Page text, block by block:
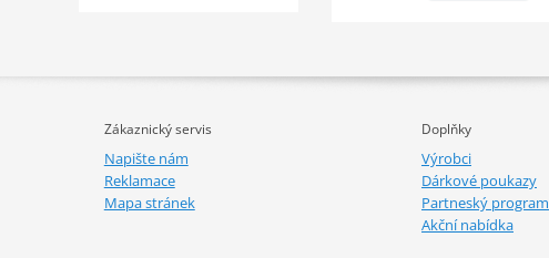
Zákaznický servis
Napište nám
Reklamace
Mapa stránek
Doplňky
Výrobci
Dárkové poukazy
Partneský program
Akční nabídka